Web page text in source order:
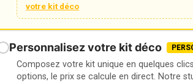
votre kit déco
Personnalisez votre kit déco
Composez votre kit unique en quelques
options, le prix se calcule en direct. Notre